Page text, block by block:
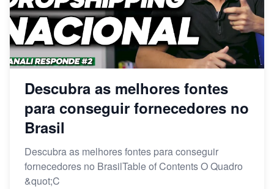
Descubra as melhores fontes
para conseguir fornecedores no
Brasil
Descubra as melhores fontes para conseguir
fornecedores no BrasilTable of Contents O Quadro
&quot;C